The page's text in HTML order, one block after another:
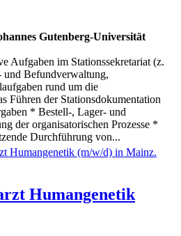
Gutenberg-Universität
Aufgaben im Stationssekretariat (z.
Befundverwaltung,
rund um die
Führen der Stationsdokumentation
* Bestell-, Lager- und
der organisatorischen Prozesse *
Durchführung von...
Humangenetik